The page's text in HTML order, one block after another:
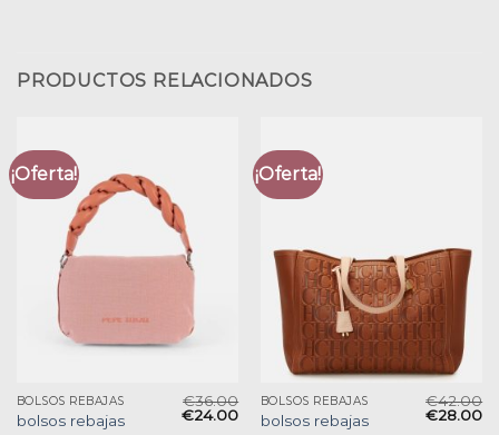
PRODUCTOS RELACIONADOS
¡Oferta!
BOLSOS REBAJAS
bolsos rebajas
€36.00
€24.00
¡Oferta!
BOLSOS REBAJAS
bolsos rebajas
€42.00
€28.00